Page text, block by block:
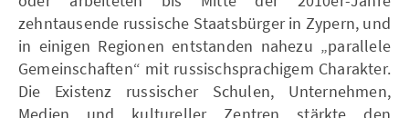
zehntausende russische Staatsbürger in Zypern, und
in einigen Regionen entstanden nahezu „parallele
Gemeinschaften“ mit russischsprachigem Charakter.
Die Existenz russischer Schulen, Unternehmen,
Medien und kultureller Zentren stärkte den